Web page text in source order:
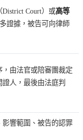
District Court）或高等
證據，被告可向律師
由法官或陪審團裁定
人，最後由法庭判
響範圍、被告的認罪